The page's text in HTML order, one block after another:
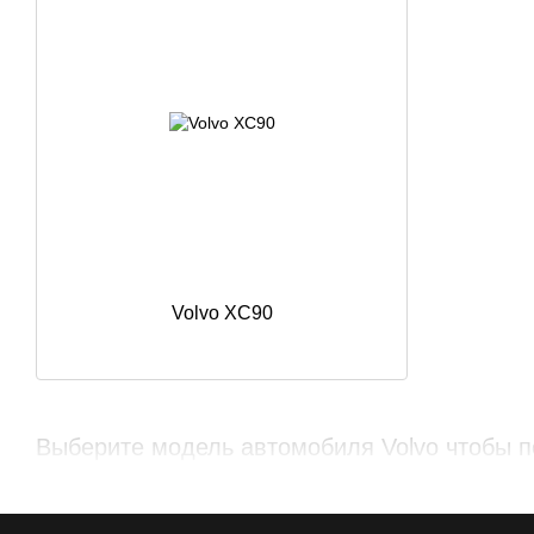
Выберите модель автомобиля Volvo чтобы
Volvo XC90